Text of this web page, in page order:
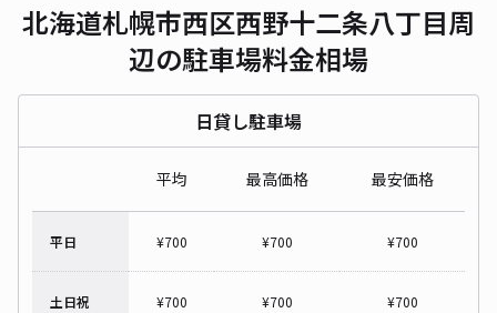
北海道札幌市西区西野十二条八丁目周
辺の駐車場料金相場
日貸し駐車場
平均 最高価格 最安価格
平日 ¥700 ¥700 ¥700
土日祝 ¥700 ¥700 ¥700